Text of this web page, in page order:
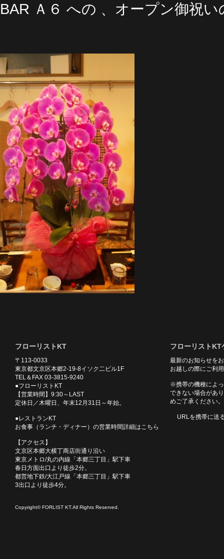
BAR Ａ６ への 、オープン御祝い
フローリストKT
〒113-0033
東京都文京区本郷2-19-8イソク二ビル1F
TEL＆FAX 03-3815-9240
●フローリストKT
【営業時間】9:30～LAST
定休日／木曜日、年末12月31日～年始。
●レストランKT
お食事（ランチ・ディナー）の営業時間詳細はこちら
【アクセス】
文京区本郷大横丁商店街通り沿い
東京メトロ/丸の内線「本郷三丁目」駅下車
春日方面出口より徒歩2分。
都営地下鉄/大江戸線「本郷三丁目」駅下車
3出口より徒歩4分。
フローリストKT
最新のお知らせを
お越しの際にご利
※携帯の機種によ
できない場合があ
めご了承ください。
URLを携帯に送
Copyright© FORLIST KT.All Rights Reserved.